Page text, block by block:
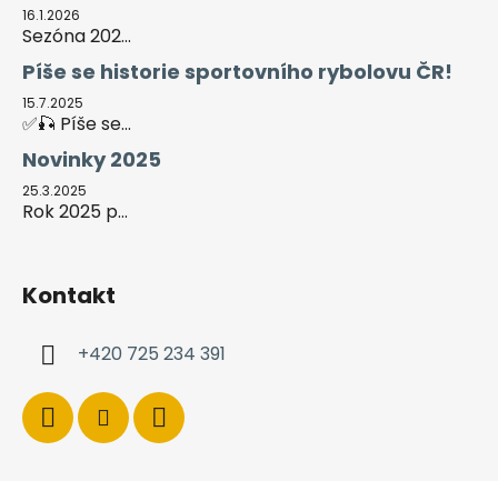
16.1.2026
Sezóna 202...
Píše se historie sportovního rybolovu ČR!
15.7.2025
✅🎣 Píše se...
Novinky 2025
25.3.2025
Rok 2025 p...
Kontakt
+420 725 234 391